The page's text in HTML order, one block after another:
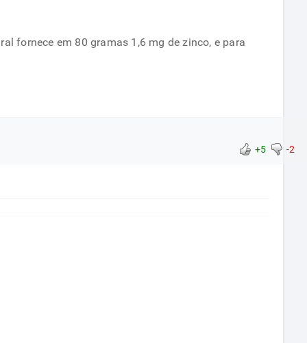
fornece em 80 gramas 1,6 mg de zinco, e para
+5 -2